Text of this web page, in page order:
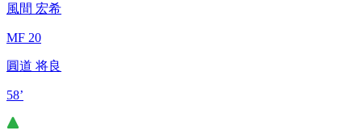
風間 宏希
MF 20
圓道 将良
58’